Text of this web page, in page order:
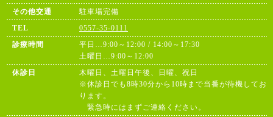
その他交通
駐車場完備
TEL
0557-35-0111
診療時間
平日…9:00～12:00 / 14:00～17:30
土曜日…9:00～12:00
休診日
木曜日、土曜日午後、日曜、祝日
※休診日でも8時30分から10時まで当番が待機してお
ります。
緊急時にはまずご連絡ください。